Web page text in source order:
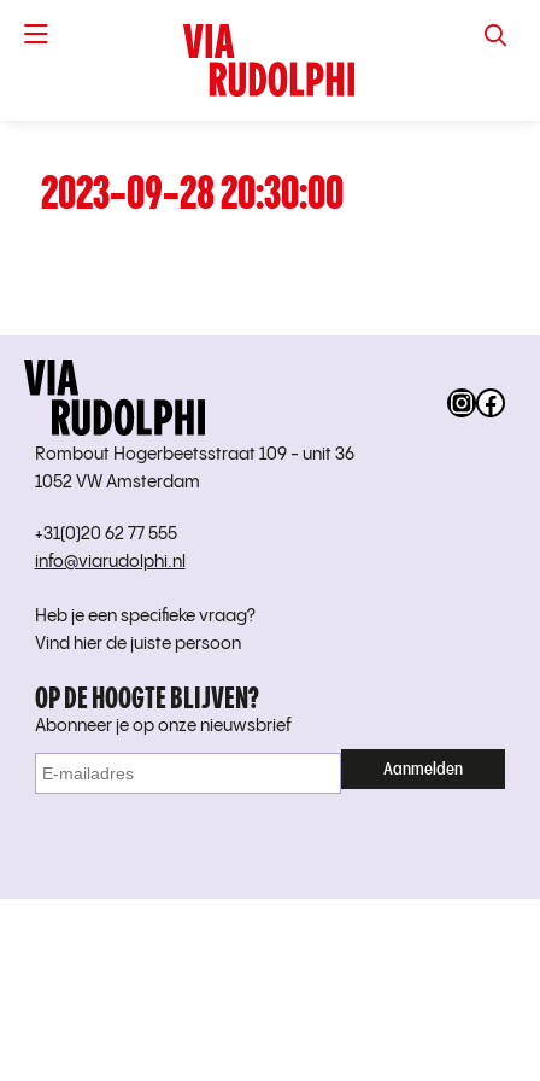
VIA
2023-09-28 20:30:00
Rombout Hogerbeetsstraat 109 - unit 36
1052 VW Amsterdam
+31(0)20 62 77 555
info@viarudolphi.nl
Heb je een specifieke vraag?
Vind hier de juiste persoon
OP DE HOOGTE BLIJVEN?
Abonneer je op onze nieuwsbrief